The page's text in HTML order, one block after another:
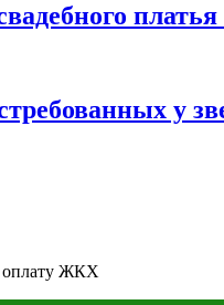
у
оплату ЖКХ